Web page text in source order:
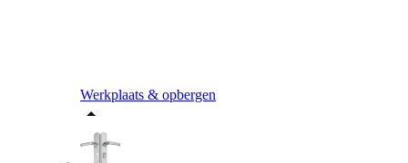
Werkplaats & opbergen